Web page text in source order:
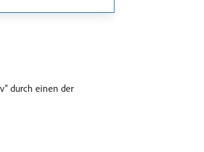
durch einen der